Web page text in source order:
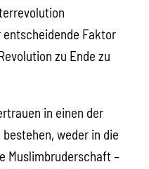
Faktor
zu Ende zu
in einen der
weder in die
Muslimbruderschaft –